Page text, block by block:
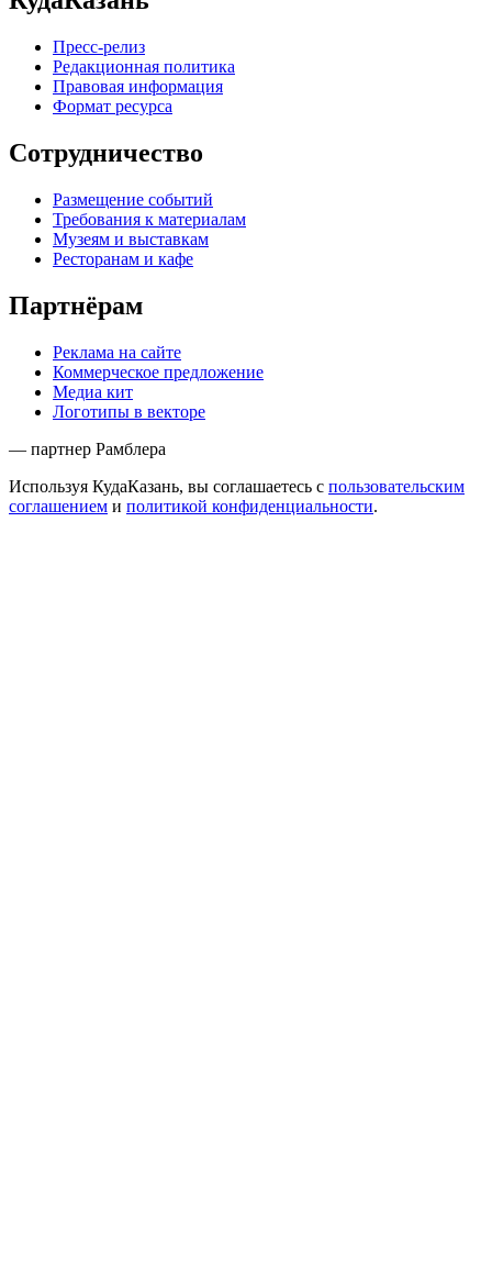
Пресс-релиз
Редакционная политика
Правовая информация
Формат ресурса
Сотрудничество
Размещение событий
Требования к материалам
Музеям и выставкам
Ресторанам и кафе
Партнёрам
Реклама на сайте
Коммерческое предложение
Медиа кит
Логотипы в векторе
— партнер Рамблера
Используя КудаКазань, вы соглашаетесь с пользовательским
соглашением и политикой конфиденциальности.